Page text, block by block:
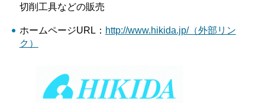
切削工具などの販売
ホームページURL： http://www.hikida.jp/（外部リン
ク）